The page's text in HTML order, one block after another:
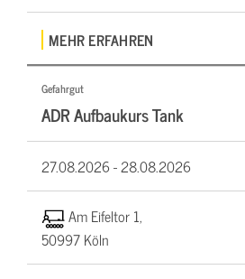
MEHR ERFAHREN
Gefahrgut
ADR Aufbaukurs Tank
27.08.2026 -28.08.2026
Am Eifeltor 1,
50997 Köln